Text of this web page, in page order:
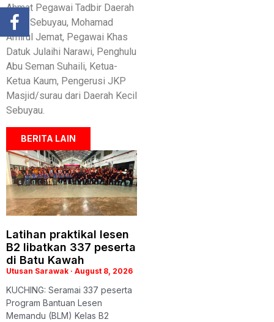
Ahmat Pegawai Tadbir Daerah
Kecil Sebuyau, Mohamad
Amirul Jemat, Pegawai Khas
Datuk Julaihi Narawi, Penghulu
Abu Seman Suhaili, Ketua-
Ketua Kaum, Pengerusi JKP
Masjid/surau dari Daerah Kecil
Sebuyau.
BERITA LAIN
Latihan praktikal lesen
B2 libatkan 337 peserta
di Batu Kawah
Utusan Sarawak August 8, 2026
KUCHING: Seramai 337 peserta
Program Bantuan Lesen
Memandu (BLM) Kelas B2